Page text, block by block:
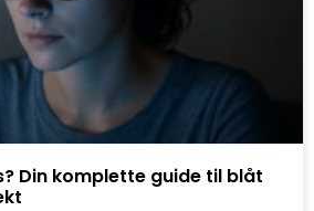
Din komplette guide til blåt